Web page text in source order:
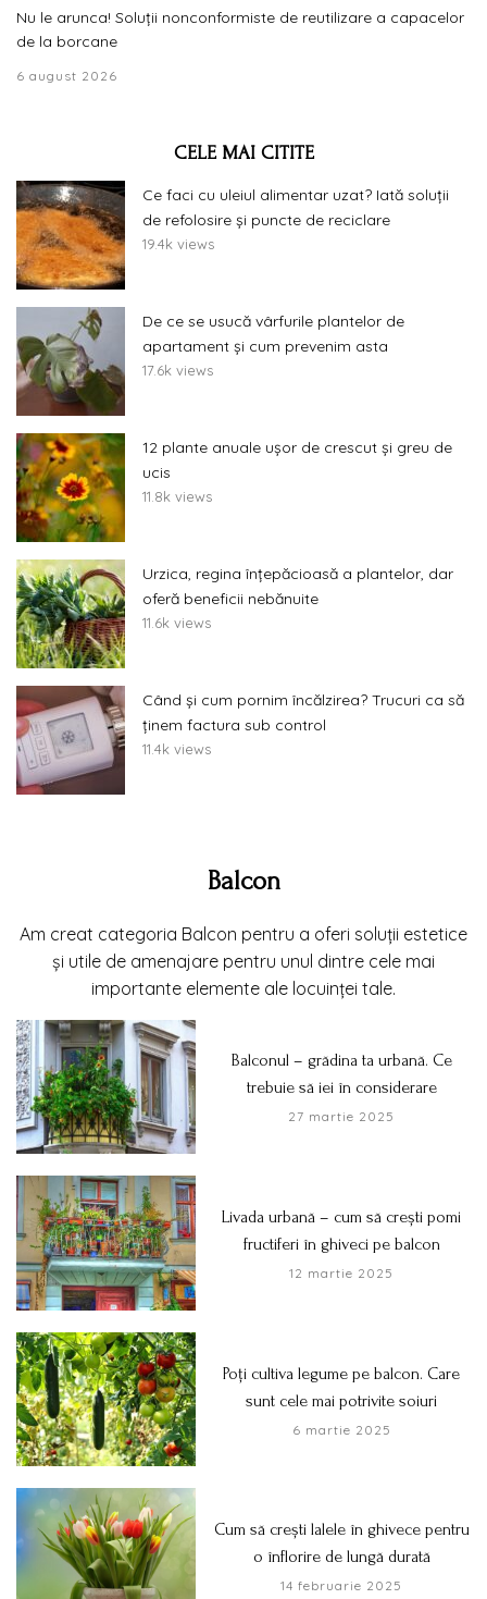
Nu le arunca! Soluții nonconformiste de reutilizare a capacelor
de la borcane
6 august 2026
CELE MAI CITITE
Ce faci cu uleiul alimentar uzat? Iată soluții
de refolosire și puncte de reciclare
19.4k views
De ce se usucă vârfurile plantelor de
apartament și cum prevenim asta
17.6k views
12 plante anuale ușor de crescut și greu de
ucis
11.8k views
Urzica, regina înțepăcioasă a plantelor, dar
oferă beneficii nebănuite
11.6k views
Când și cum pornim încălzirea? Trucuri ca să
ținem factura sub control
11.4k views
Balcon
Am creat categoria Balcon pentru a oferi soluții estetice
și utile de amenajare pentru unul dintre cele mai
importante elemente ale locuinței tale.
Balconul – grădina ta urbană. Ce
trebuie să iei în considerare
27 martie 2025
Livada urbană – cum să crești pomi
fructiferi în ghiveci pe balcon
12 martie 2025
Poți cultiva legume pe balcon. Care
sunt cele mai potrivite soiuri
6 martie 2025
Cum să crești lalele în ghivece pentru
o înflorire de lungă durată
14 februarie 2025